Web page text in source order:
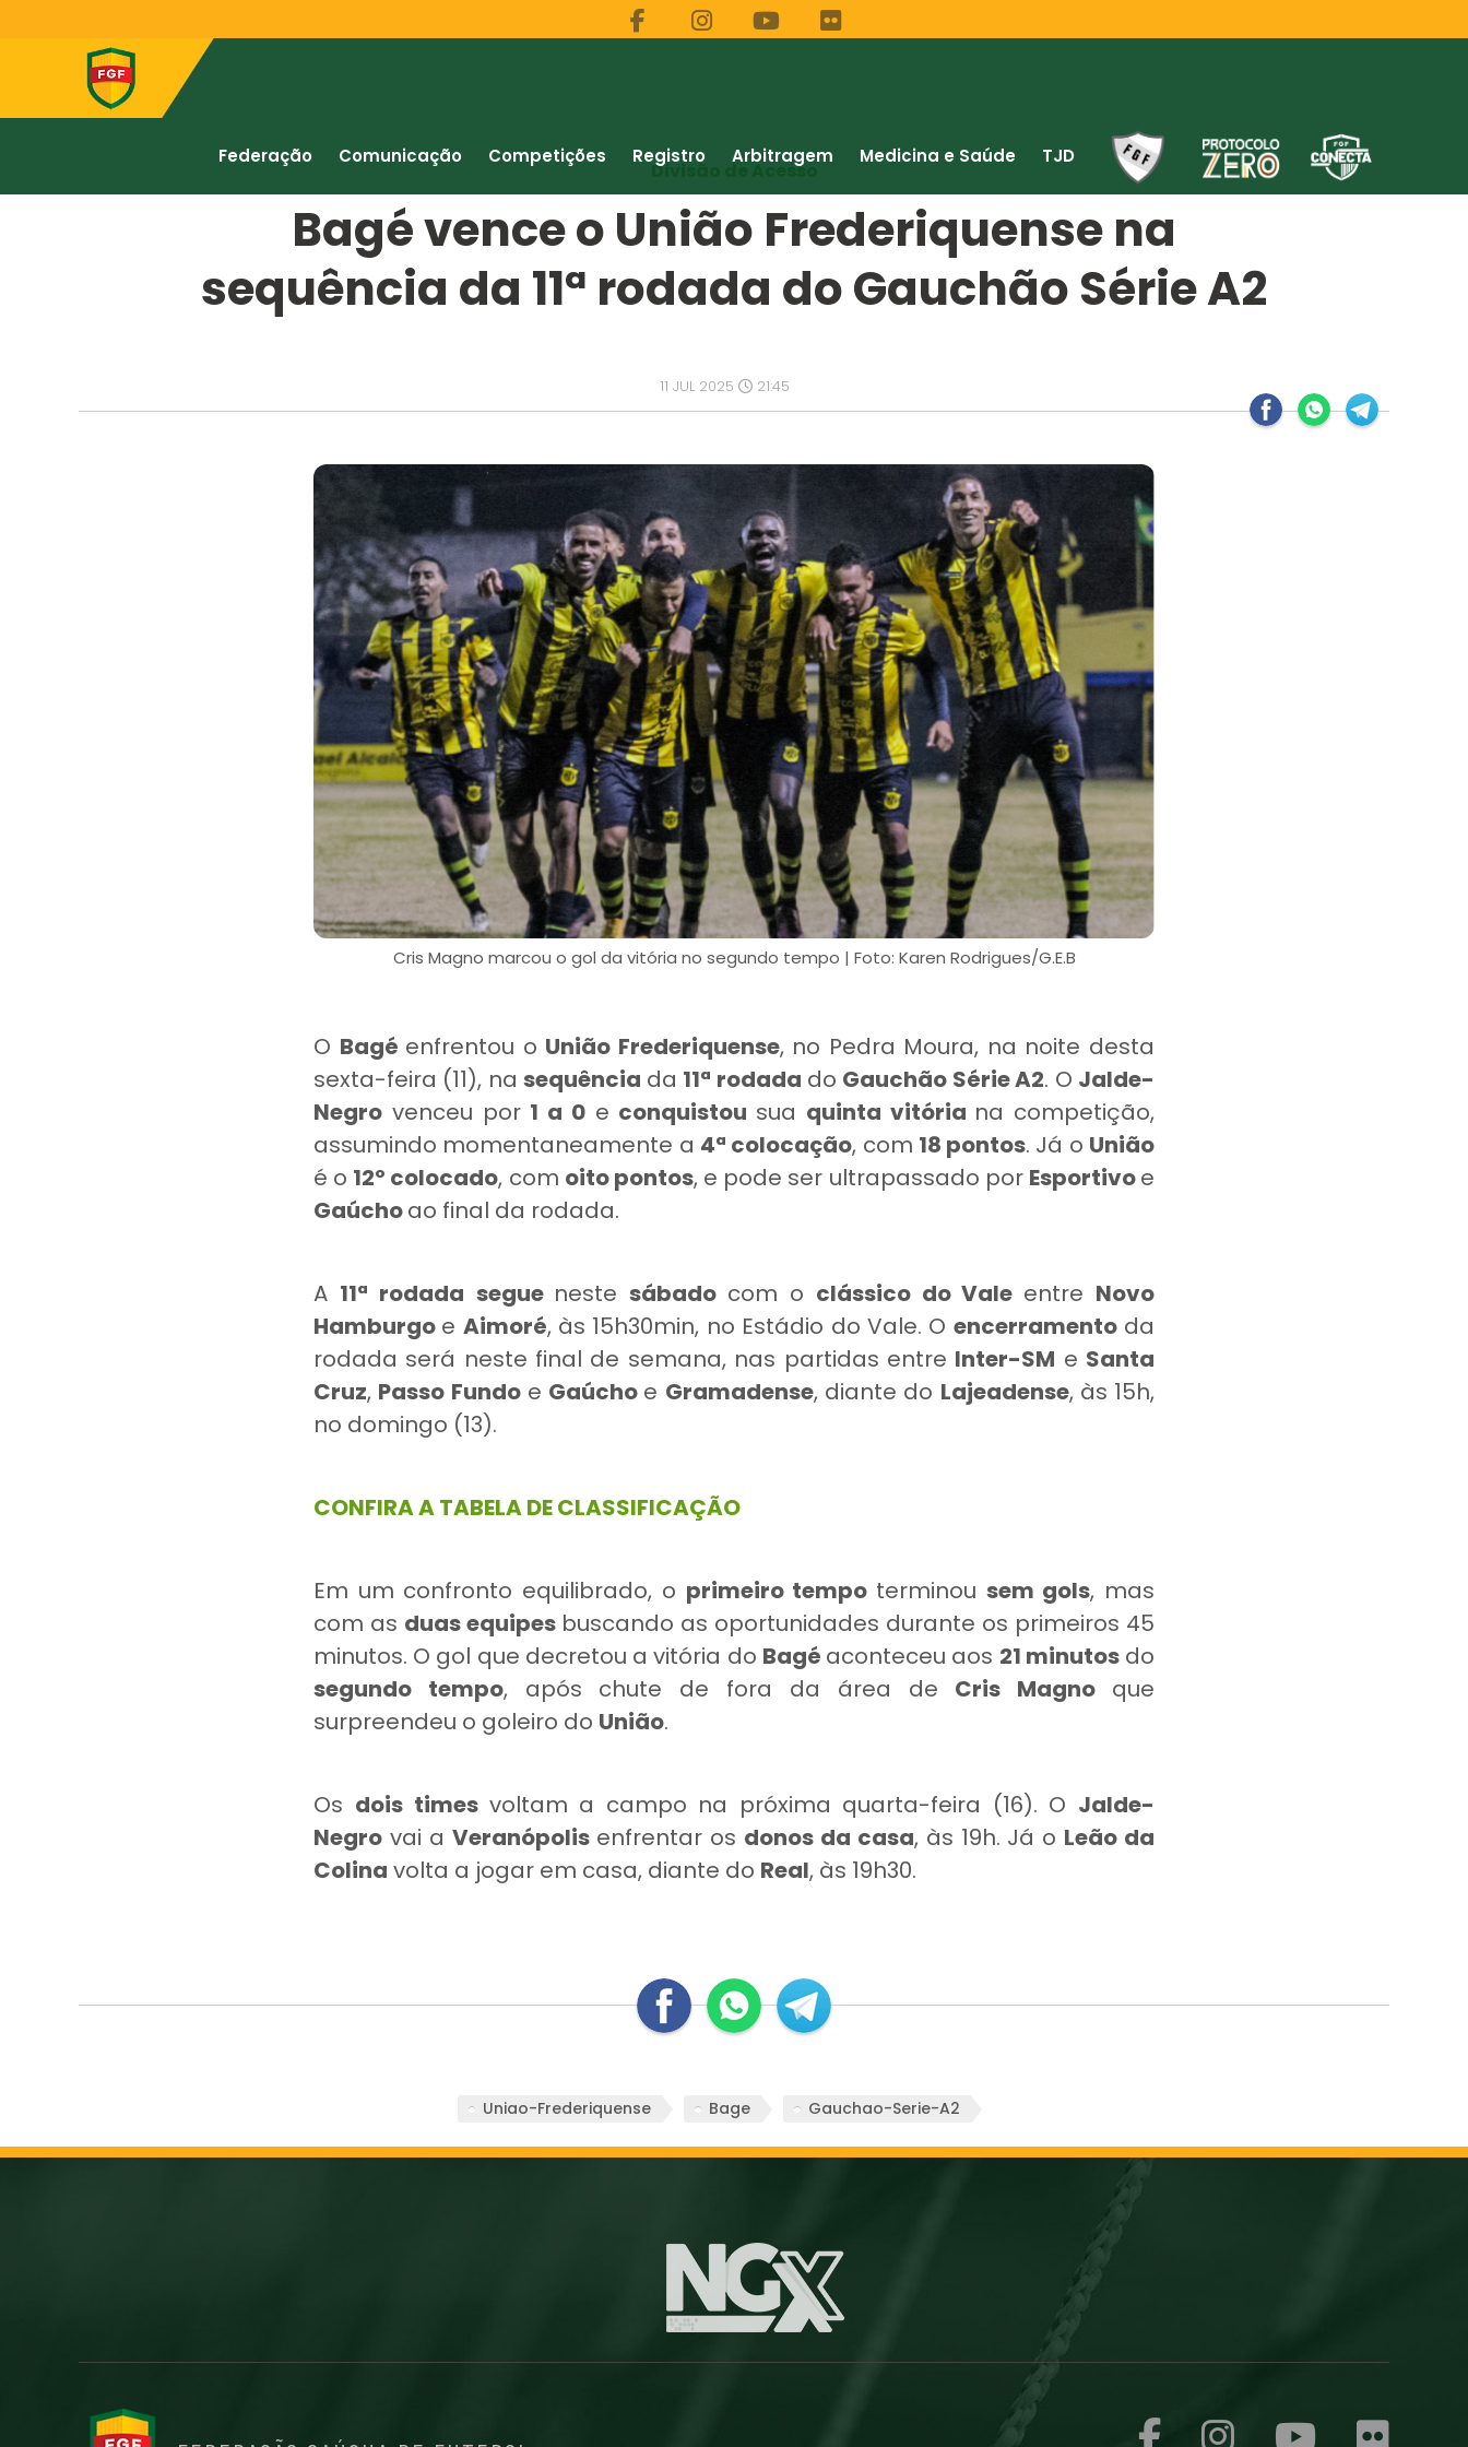
Federação Comunicação Competições Registro Arbitragem Medicina e Saúde TJD
Divisão de Acesso
Bagé vence o União Frederiquense na
sequência da 11ª rodada do Gauchão Série A2
11 JUL 2025 21:45
Cris Magno marcou o gol da vitória no segundo tempo | Foto: Karen Rodrigues/G.E.B
O Bagé enfrentou o União Frederiquense, no Pedra Moura, na noite desta
sexta-feira (11), nasequência da 11ª rodada do Gauchão Série A2. O Jalde-
Negro venceu por 1 a 0e conquistou sua quinta vitória na competição,
assumindo momentaneamente a 4ª colocação, com 18 pontos. Já o União
é o 12º colocado, com oito pontos, e pode ser ultrapassado por Esportivoe
Gaúchoao final da rodada.
A 11ª rodada segue nestesábado com o clássico do Vale entre Novo
Hamburgo e Aimoré, às 15h30min, no Estádio do Vale. O encerramentoda
rodada será neste final de semana, nas partidas entre Inter-SM e Santa
Cruz, Passo Fundoe Gaúcho e Gramadense, diante do Lajeadense, às 15h,
no domingo (13).
CONFIRA A TABELA DE CLASSIFICAÇÃO
Em um confronto equilibrado, o primeiro tempo terminou sem gols, mas
com as duas equipes buscando as oportunidades durante os primeiros 45
minutos. O gol que decretou a vitória do Bagé aconteceu aos 21 minutosdo
segundo tempo, após chute de fora da área de Cris Magno que
surpreendeu o goleiro do União.
Os dois times voltam a campo na próxima quarta-feira (16). O Jalde-
Negro vai a Veranópolisenfrentar os donos da casa, às 19h. Já o Leão da
Colina volta a jogar em casa, diante do Real, às 19h30.
Uniao-Frederiquense Bage Gauchao-Serie-A2